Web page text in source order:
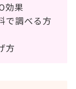
効果
で調べる方
方